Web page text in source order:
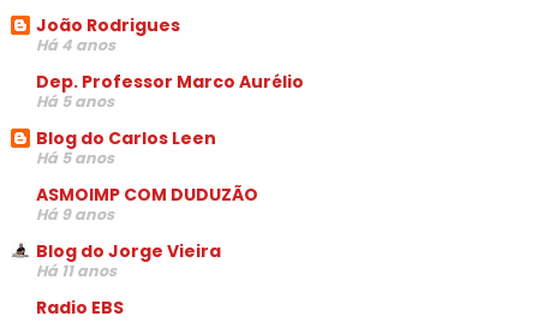
João Rodrigues
Há 4 anos
Dep. Professor Marco Aurélio
Há 5 anos
Blog do Carlos Leen
Há 5 anos
ASMOIMP COM DUDUZÃO
Há 9 anos
Blog do Jorge Vieira
Há 11 anos
Radio EBS